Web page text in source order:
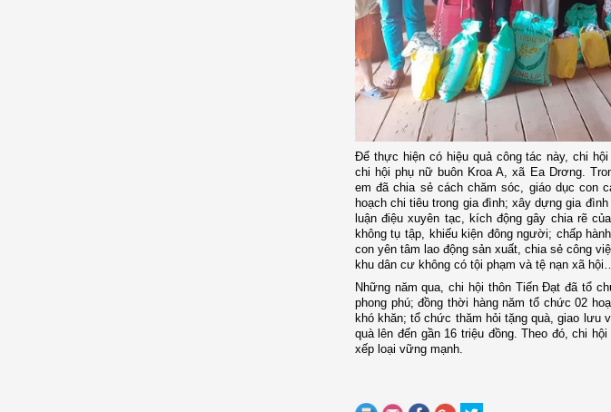
Để thực hiện có hiệu quả công tác này, chi
chi hội phụ nữ buôn Kroa A, xã Ea Drơng.
em đã chia sẻ cách chăm sóc, giáo dục con
hoạch chi tiêu trong gia đình; xây dựng gia
luận điệu xuyên tạc, kích động gây chia rẽ
không tụ tập, khiếu kiện đông người; chấp
con yên tâm lao động sản xuất, chia sẻ công
khu dân cư không có tội phạm và tệ nạn xã
Những năm qua, chi hội thôn Tiến Đạt đã tổ
phong phú; đồng thời hàng năm tổ chức 02
khó khăn; tổ chức thăm hỏi tặng quà, giao
quà lên đến gần 16 triệu đồng. Theo đó, chi
xếp loại vững mạnh.